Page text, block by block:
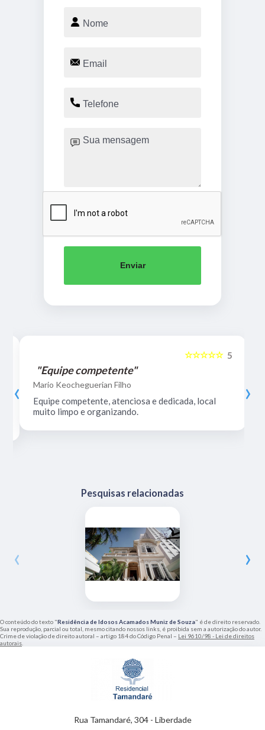
Enviar
5
☆☆☆☆☆
"Equipe competente"
Mario Keocheguerian Filho
Equipe competente, atenciosa e dedicada, local
muito limpo e organizando.
‹ ›
Pesquisas relacionadas
‹ ›
O conteúdo do texto "Residência de Idosos Acamados Muniz de Souza" é de direito reservado.
Sua reprodução, parcial ou total, mesmo citando nossos links, é proibida sem a autorização do autor.
Crime de violação de direito autoral – artigo 184 do Código Penal – Lei 9610/98 - Lei de direitos
autorais
Rua Tamandaré, 304 - Liberdade